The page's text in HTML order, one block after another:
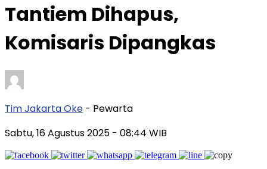
Tantiem Dihapus,
Komisaris Dipangkas
Tim Jakarta Oke - Pewarta
Sabtu, 16 Agustus 2025 - 08:44 WIB